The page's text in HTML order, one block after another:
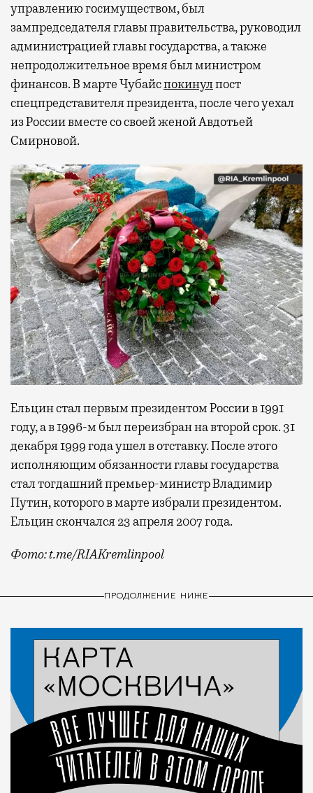
управлению госимуществом, был
зампредседателя главы правительства, руководил
администрацией главы государства, а также
непродолжительное время был министром
финансов. В марте Чубайспокинулпост
спецпредставителя президента, после чего уехал
из России вместе со своей женой Авдотьей
Смирновой.
Ельцин стал первым президентом России в 1991
году, а в 1996-м был переизбран на второй срок. 31
декабря 1999 года ушел в отставку. После этого
исполняющим обязанности главы государства
стал тогдашний премьер-министр Владимир
Путин, которого в марте избрали президентом.
Ельцин скончался 23 апреля 2007 года.
Фото: t.me/RIAKremlinpool
ПРОДОЛЖЕНИЕ НИЖЕ